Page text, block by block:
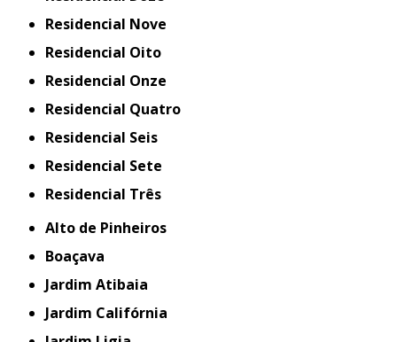
Residencial Nove
Residencial Oito
Residencial Onze
Residencial Quatro
Residencial Seis
Residencial Sete
Residencial Três
Alto de Pinheiros
Boaçava
Jardim Atibaia
Jardim Califórnia